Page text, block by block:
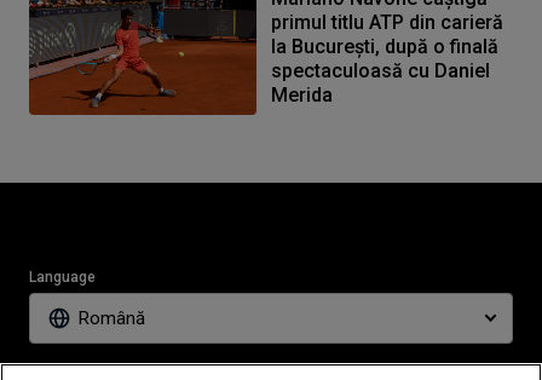
primul titlu ATP din carieră
la București, după o finală
spectaculoasă cu Daniel
Merida
Language
Română